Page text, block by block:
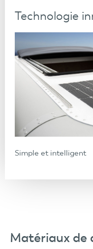
Technologie
Simple et intelligent
Matériaux de